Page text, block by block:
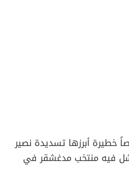
خطيرة أبرزها تسديدة نصير
في الدقيقة 19، في وقت فشل فيه منتخب مدغشقر في